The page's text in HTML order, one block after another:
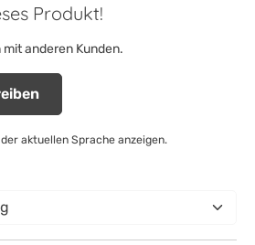
Produkt!
anderen Kunden.
aktuellen Sprache anzeigen.